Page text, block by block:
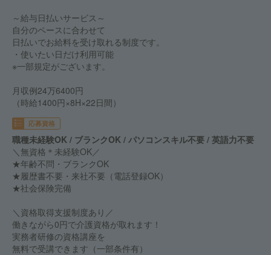
～給与日払いサービス～
自分のペースに合わせて
日払いでお給料を受け取れる制度です。
・使いたい日だけ利用可能
※一部規定がございます。
月収例24万6400円
（時給1400円×8H×22日間）
応募資格
職種未経験OK / ブランクOK / パソコンスキル不要 / 英語力不要
＼無資格＊未経験OK／
★年齢不問・ブランクOK
★履歴書不要・来社不要（電話登録OK）
★社会保険完備
＼資格取得支援制度あり／
働きながら0円で介護資格が取れます！
実務者研修の資格講座を
無料で受講できます（一部条件有）